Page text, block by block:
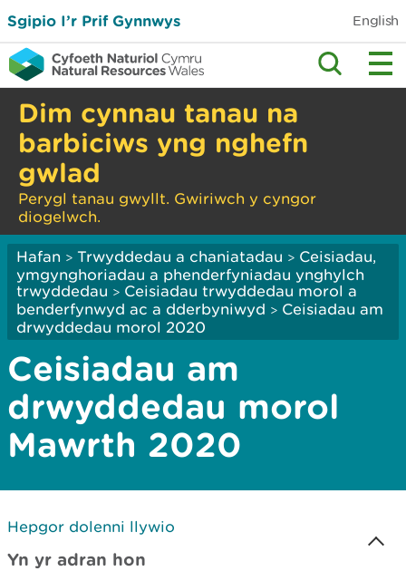
Sgipio I’r Prif Gynnwys English
Dim cynnau tanau na
barbiciws yng nghefn
gwlad
Perygl tanau gwyllt. Gwiriwch y cyngor
diogelwch.
Hafan > Trwyddedau a chaniatadau > Ceisiadau,
ymgynghoriadau a phenderfyniadau ynghylch
trwyddedau > Ceisiadau trwyddedau morol a
benderfynwyd ac a dderbyniwyd > Ceisiadau am
drwyddedau morol 2020
Ceisiadau am
drwyddedau morol
Mawrth 2020
Hepgor dolenni llywio
Yn yr adran hon